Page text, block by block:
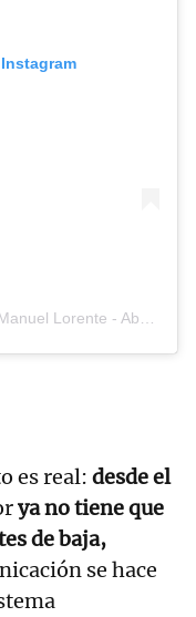
es real: desde el
ya no tiene que
de baja,
se hace